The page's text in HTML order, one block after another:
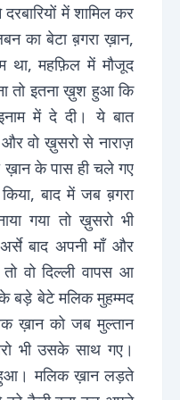
में शामिल कर
का बेटा ब़गरा ख़ान,
था, महफ़िल में मौजूद
तो इतना ख़ुश हुआ कि
में दे दी। ये बात
वो ख़ुसरो से नाराज़
के पास ही चले गए
बाद में जब ब़गरा
गया तो ख़ुसरो भी
बाद अपनी माँ और
वो दिल्ली वापस आ
बड़े बेटे मलिक मुहम्मद
ख़ान को जब मुल्तान
भी उसके साथ गए।
हुआ। मलिक ख़ान लड़ते